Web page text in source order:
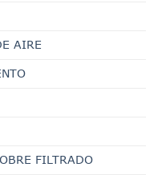
AIRE
FILTRADO